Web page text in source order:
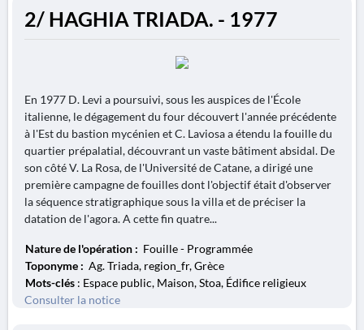
2/ HAGHIA TRIADA. - 1977
En 1977 D. Levi a poursuivi, sous les auspices de l'École
italienne, le dégagement du four découvert l'année précédente
à l'Est du bastion mycénien et C. Laviosa a étendu la fouille du
quartier prépalatial, découvrant un vaste bâtiment absidal. De
son côté V. La Rosa, de l'Université de Catane, a dirigé une
première campagne de fouilles dont l'objectif était d'observer
la séquence stratigraphique sous la villa et de préciser la
datation de l'agora. A cette fin quatre...
Nature de l'opération : Fouille - Programmée
Toponyme : Ag. Triada, region_fr, Grèce
Mots-clés : Espace public, Maison, Stoa, Édifice religieux
Consulter la notice